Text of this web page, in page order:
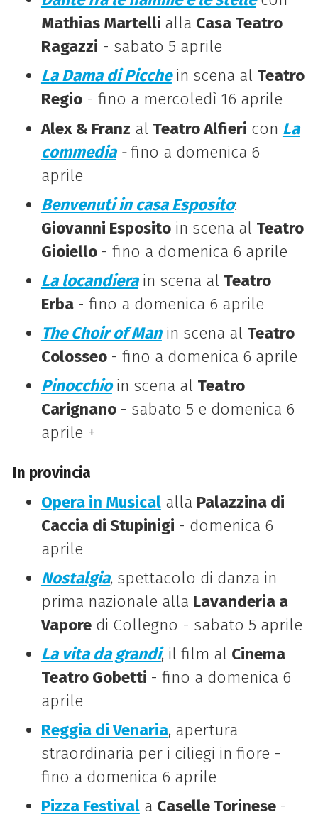
Mathias Martelli alla Casa Teatro
Ragazzi - sabato 5 aprile
La Dama di Picchein scena al Teatro
Regio- fino a mercoledì 16 aprile
Alex & Franz al Teatro Alfieri con La
commedia -fino a domenica 6
aprile
Benvenuti in casa Esposito:
Giovanni Espositoin scena al Teatro
Gioiello - fino a domenica 6 aprile
La locandierain scena al Teatro
Erba - fino a domenica 6 aprile
The Choir of Manin scena al Teatro
Colosseo - fino a domenica 6 aprile
Pinocchioin scena al Teatro
Carignano - sabato 5 e domenica 6
aprile +
In provincia
Opera in Musicalalla Palazzina di
Caccia di Stupinigi - domenica 6
aprile
Nostalgia, spettacolo di danza in
prima nazionale alla Lavanderia a
Vaporedi Collegno - sabato 5 aprile
La vita da grandi, il film al Cinema
Teatro Gobetti - fino a domenica 6
aprile
Reggia di Venaria, apertura
straordinaria per i ciliegi in fiore -
fino a domenica 6 aprile
Pizza Festivala Caselle Torinese -